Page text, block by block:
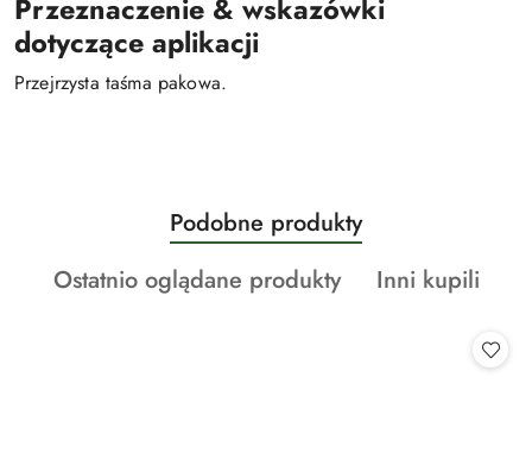
Przeznaczenie & wskazówki
dotyczące aplikacji
Przejrzysta taśma pakowa.
Pomiń karuzelę produktów
Produkty
o
statusie:
Podobne produkty
Produkty
Ostatnio oglądane produkty
Produkty
Inni kupili